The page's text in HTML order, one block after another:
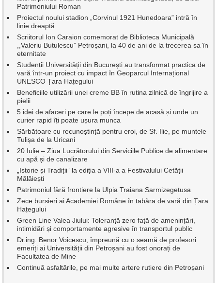
Patrimoniului Roman
Proiectul noului stadion „Corvinul 1921 Hunedoara” intră în
linie dreaptă
Scriitorul Ion Caraion comemorat de Biblioteca Municipală
,,Valeriu Butulescu” Petroșani, la 40 de ani de la trecerea sa în
eternitate
Studenții Universității din București au transformat practica de
vară într-un proiect cu impact în Geoparcul Internațional
UNESCO Țara Hațegului
Beneficiile utilizării unei creme BB în rutina zilnică de îngrijire a
pielii
5 idei de afaceri pe care le poți începe de acasă și unde un
curier rapid îți poate ușura munca
Sărbătoare cu recunoștință pentru eroi, de Sf. Ilie, pe muntele
Tulișa de la Uricani
20 Iulie – Ziua Lucrătorului din Serviciile Publice de alimentare
cu apă și de canalizare
„Istorie și Tradiții” la ediția a VIII-a a Festivalului Cetății
Mălăiești
Patrimoniul fără frontiere la Ulpia Traiana Sarmizegetusa
Zece bursieri ai Academiei Române în tabăra de vară din Țara
Hațegului
Green Line Valea Jiului: Toleranță zero față de amenințări,
intimidări și comportamente agresive în transportul public
Dr.ing. Benor Voicescu, împreună cu o seamă de profesori
emeriți ai Universității din Petroșani au fost onorați de
Facultatea de Mine
Continuă asfaltările, pe mai multe artere rutiere din Petroșani